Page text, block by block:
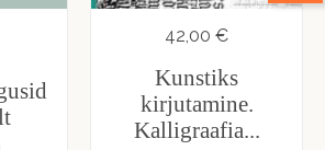
42,00 €
Kunstiks
kirjutamine.
Kalligraafia...